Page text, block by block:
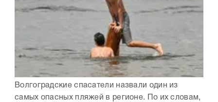
Волгоградские спасатели назвали один из
самых опасных пляжей в регионе. По их словам,